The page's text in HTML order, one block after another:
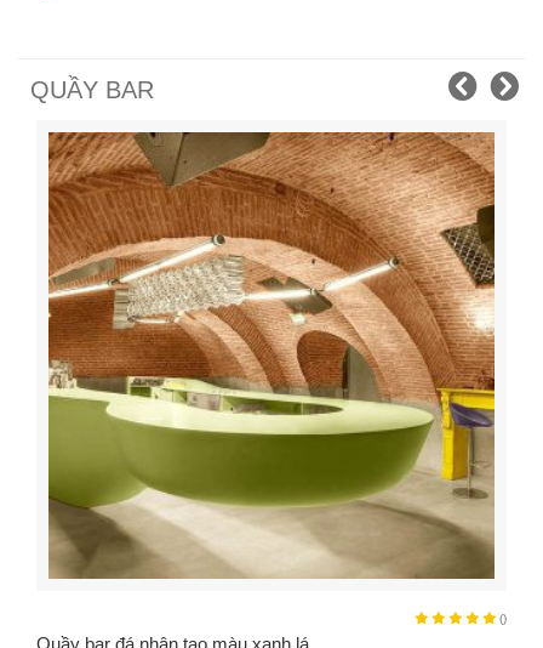
QUẦY BAR
()
Quầy bar đá nhân tạo màu xanh lá